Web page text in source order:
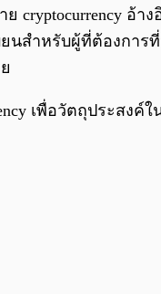
cryptocurrency อ้า
นสำหรับผู้ที่ต้องกา
เพื่อวัตถุประสง